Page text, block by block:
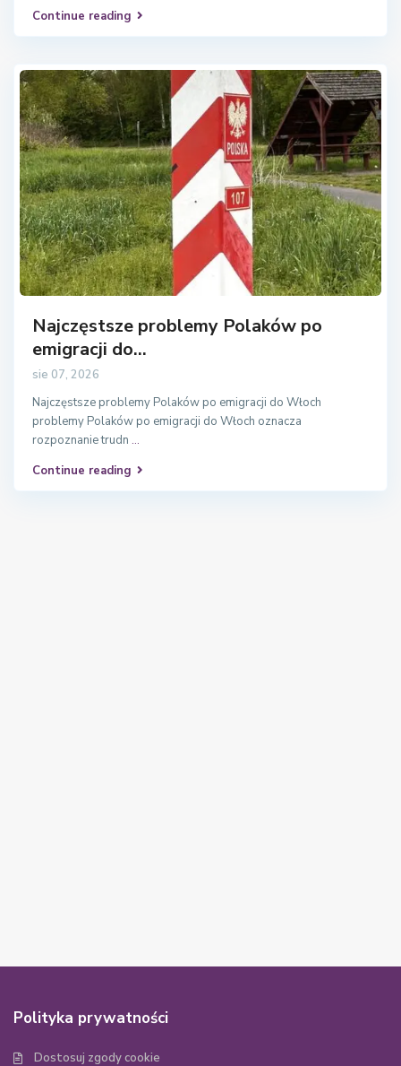
Continue reading
Najczęstsze problemy Polaków po
emigracji do...
sie 07, 2026
Najczęstsze problemy Polaków po emigracji do Włoch
problemy Polaków po emigracji do Włoch oznacza
rozpoznanie trudn ...
Continue reading
Polityka prywatności
Dostosuj zgody cookie